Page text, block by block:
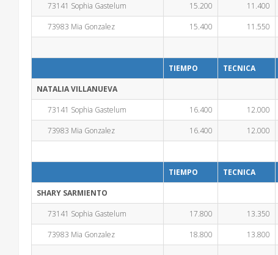
73141 Sophia Gastelum
15.200 11.400
73983 Mia Gonzalez
15.400 11.550
TIEMPO TECNICA
NATALIA VILLANUEVA
73141 Sophia Gastelum
16.400 12.000
73983 Mia Gonzalez
16.400 12.000
TIEMPO TECNICA
SHARY SARMIENTO
73141 Sophia Gastelum
17.800 13.350
73983 Mia Gonzalez
18.800 13.800